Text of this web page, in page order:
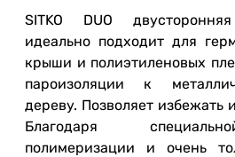
SITKO DUO
идеально подходит для
крыши и полиэтиленовых
пароизоляции к
дереву. Позволяет избежать
Благодаря
полимеризации и очень